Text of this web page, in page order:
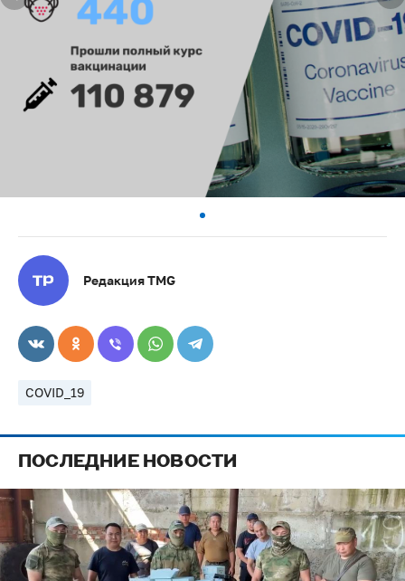
Редакция TMG
COVID_19
ПОСЛЕДНИЕ НОВОСТИ